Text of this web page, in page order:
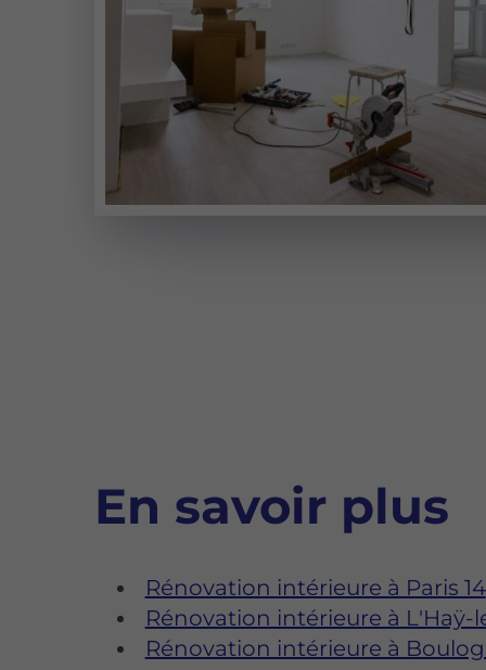
En savoir plus
Rénovation intérieure à Paris 14
Rénovation intérieure à L'Haÿ-
Rénovation intérieure à